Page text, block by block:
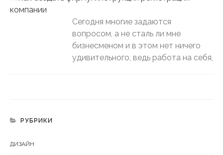
Сегодня многие задаются
вопросом, а не сталь ли мне
бизнесменом и в этом нет ничего
удивительного, ведь работа на себя,
РУБРИКИ
ДИЗАЙН